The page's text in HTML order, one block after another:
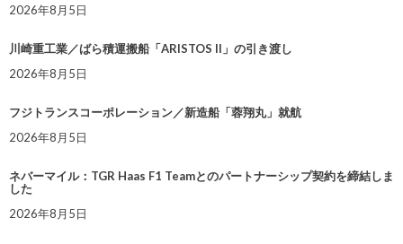
2026年8月5日
川崎重工業／ばら積運搬船「ARISTOS II」の引き渡し
2026年8月5日
フジトランスコーポレーション／新造船「蓉翔丸」就航
2026年8月5日
ネバーマイル：TGR Haas F1 Teamとのパートナーシップ契約を締結しま
した
2026年8月5日